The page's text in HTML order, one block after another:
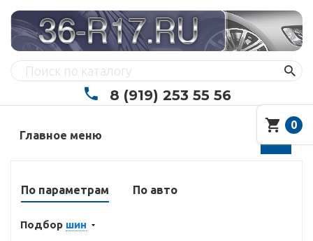
8 (919) 253 55 56
Главное меню
По параметрам По авто
Подбор шин
0